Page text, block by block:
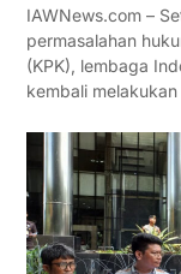
IAWNews.com –
permasalahan
(KPK), lembaga
kembali